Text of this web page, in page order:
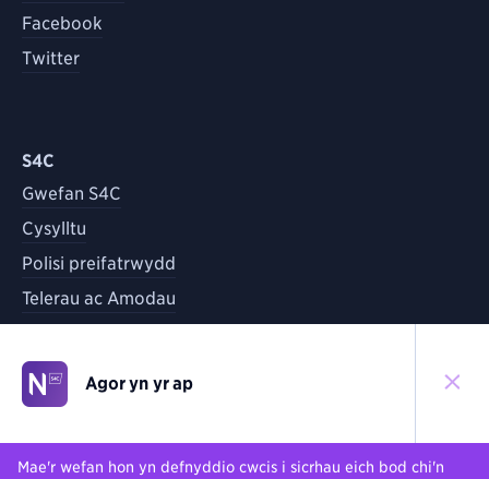
Facebook
Twitter
S4C
Gwefan S4C
Cysylltu
Polisi preifatrwydd
Telerau ac Amodau
Yn ôl i'r brig
Mae'r wefan hon yn defnyddio cwcis i sicrhau eich bod chi'n
Agor yn yr ap